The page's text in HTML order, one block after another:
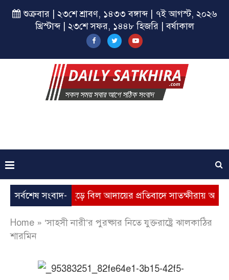
শুক্রবার | ২৩শে শ্রাবণ, ১৪৩৩ বঙ্গাব্দ | ৭ই আগস্ট, ২০২৬
খ্রিস্টাব্দ | ২৩শে সফর, ১৪৪৮ হিজরি | বর্ষাকাল
সর্বশেষ সংবাদ-
ভূতুড়ে বিল আদায়ের প্রতিবাদে সাতক্ষীরায় অবস্থান
Home » ‘সাহসী নারী’র পুরষ্কার নিতে যুক্তরাষ্ট্রে ঝালকাঠির
শারমিন